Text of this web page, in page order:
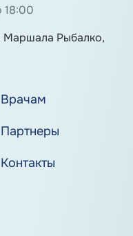
18:00
Маршала Рыбалко,
Врачам
Партнеры
Контакты